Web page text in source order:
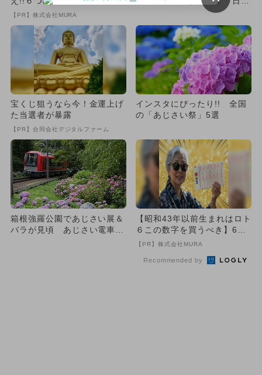
致』する方法
【PR】株式会社MURA
一の観覧車からの絶景＆新
宝くじ狙うなら今！金運上げ
た当選者が暴露
【PR】合同会社デジタルファーム
インスタにぴったり!! 全国
の「あじさい祭」5選
箱根強羅公園であじさい展＆
バラが見頃 あじさい電車20
【昭和43年以前生まれはロト
６この数字を買うべき】6つ
の数字が「完全一致」する
【PR】株式会社MURA
Recommended by